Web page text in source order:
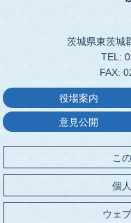
茨城県東茨城
TEL:
FAX:
役場案内
意見公開
こ
個
ウェ